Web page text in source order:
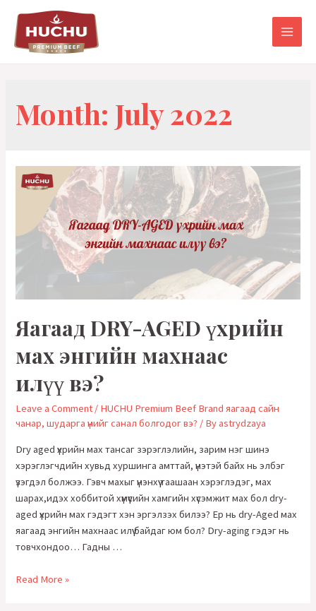
content
MAIN
Month: July 2022
Яагаад DRY-AGED үхрийн
мах энгийн махнаас
илүү вэ?
Leave a Comment / HUCHU Premium Beef Brand яагаад сайн
чанар, шударга үнийг санал болгодог вэ? / Byastrydzaya
Dry aged үхрийн мах тансаг зэрэглэлийн, зарим нэг шинэ
хэрэглэгчдийн хувьд хуршинга амттай, үнэтэй байх нь элбэг
үзэгдэл болжээ. Гэвч махыг үнэнхүү таашаан хэрэглэдэг, мах
шарах,идэх хоббитой хүмүүсийн хамгийн хүсэмжит мах бол dry-
aged үхрийн мах гэдэгт хэн эргэлзэх билээ? Ер нь dry-Aged мах
яагаад энгийн махнаас илүү байдаг юм бол? Dry-aging гэдэг нь
товчхондоо… Гадны …
Яагаад
Read More »